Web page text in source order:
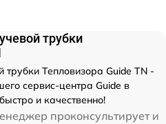
трубки
трубки Тепловизора Guide TN -
сервис-центра Guide в
и качественно!
проконсультирует и